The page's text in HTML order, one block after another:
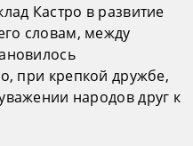
Кастро в развитие
словам, между
при крепкой дружбе,
народов друг к